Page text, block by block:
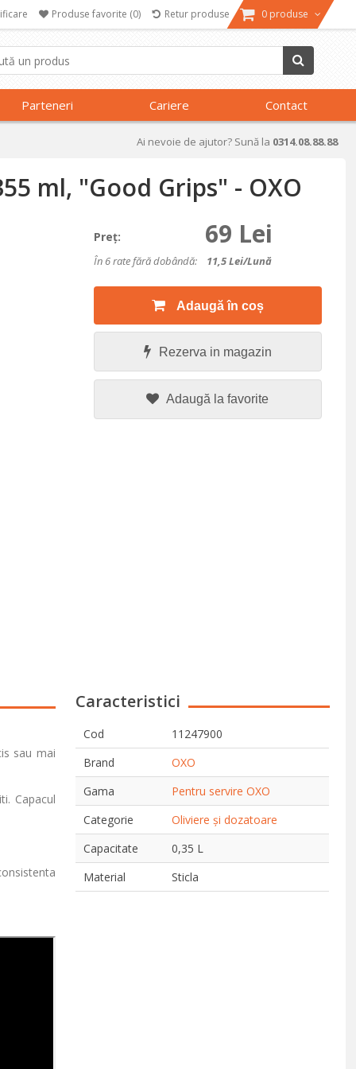
Produse favorite (0) Retur produse 0 produse
Parteneri Cariere Contact
Ai nevoie de ajutor? Sună la 0314.08.88.88
ml, "Good Grips" - OXO
Preţ: 69 Lei
În 6 rate fără dobândă: 11,5Lei/lună
Adaugă în coș
Rezerva in magazin
Adaugă la favorite
sau mai
Capacul
Caracteristici
Cod
11247900
Brand
OXO
Gama
Pentru servire OXO
Categorie
Oliviere și dozatoare
Capacitate
0,35 L
Material
Sticla